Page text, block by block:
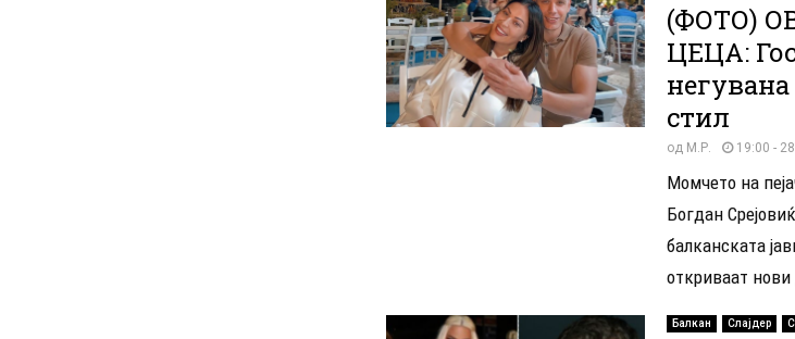
(ФОТО)
ЦЕЦА:
стил
од М.Р. 19:00 -
Момчето на
Богдан
балканската
откриваат
Балкан Слајдер